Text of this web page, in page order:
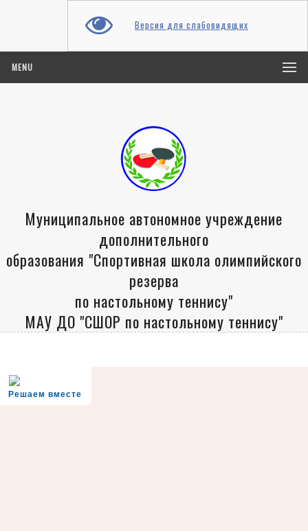
Версия для слабовидящих
MENU
Муниципальное автономное учреждение
дополнительного
образования "Спортивная школа олимпийского
резерва
по настольному теннису"
МАУ ДО "СШОР по настольному теннису"
Решаем вместе